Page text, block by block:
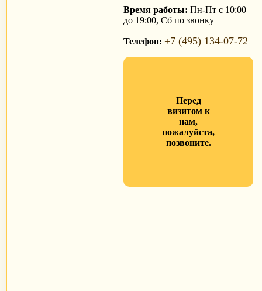
Время работы: Пн-Пт с 10:00
до 19:00, Сб по звонку
Телефон: +7 (495) 134-07-72
Перед
визитом к
нам,
пожалуйста,
позвоните.